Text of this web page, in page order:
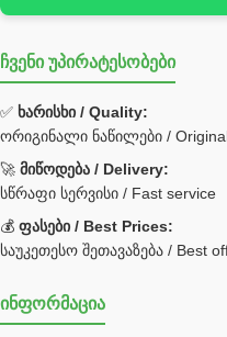
Hyva
უჟანგავი ფოლადი
Bobcat ფილტრი
Caterpillar ფილტრი
JCB ფილტრი
ქვაბი გათბობა მილები
შემაერთებელი /
ჩვენი უპირატესობები
✅ ხარისხი / Quality:
ორიგინალი ნაწილები /
🚀 მიწოდება / Delivery:
სწრაფი სერვისი / Fast service
💰 ფასები / Best Prices:
საუკეთესო შეთავაზება / Best
ინფორმაცია